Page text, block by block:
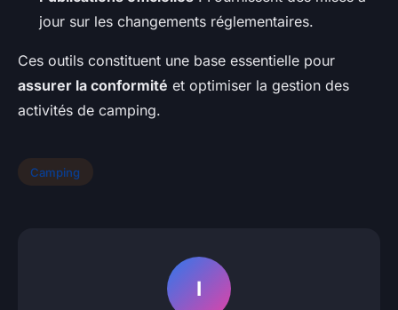
jour sur les changements réglementaires.
Ces outils constituent une base essentielle pour
assurer la conformité et optimiser la gestion des
activités de camping.
Camping
I